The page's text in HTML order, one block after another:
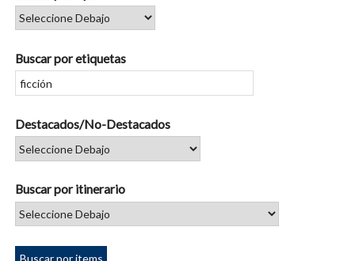
Buscar por etiquetas
Destacados/No-Destacados
Buscar por itinerario